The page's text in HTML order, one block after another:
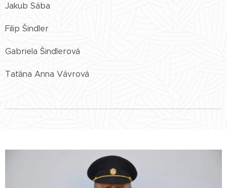
Jakub Sába
Filip Šindler
Gabriela Šindlerová
Taťána Anna Vávrová